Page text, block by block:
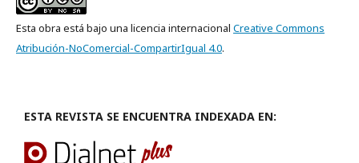
Esta obra está bajo una licencia internacional Creative Commons
Atribución-NoComercial-CompartirIgual 4.0.
ESTA REVISTA SE ENCUENTRA INDEXADA EN: